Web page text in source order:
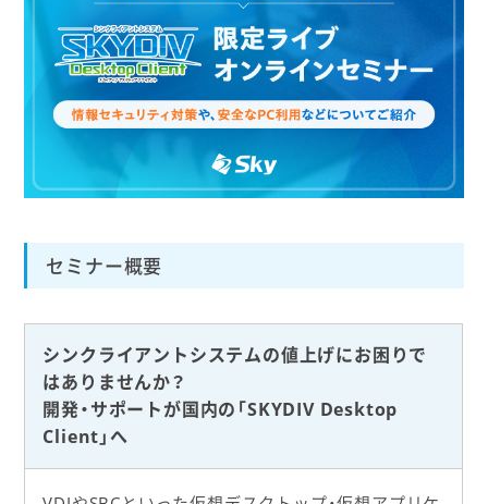
セミナー概要
シンクライアントシステムの値上げにお困りで
はありませんか？
開発・サポートが国内の「SKYDIV Desktop
Client」へ